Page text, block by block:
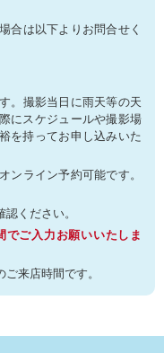
合は以下よりお問合せく
。撮影当日に雨天等の天
にスケジュールや撮影場
を持ってお申し込みいた
ンライン予約可能です。
認ください。
ご入力お願いいたしま
来店時間です。